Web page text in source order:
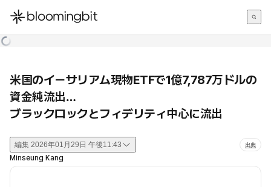
한국어
米国のイーサリアム現物ETFで1億7,787万ドルの
資金純流出…
ブラックロックとフィデリティ中心に流出
編集 2026年01月29日 午後11:43 出典
Minseung Kang